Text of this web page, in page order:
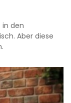
in den
Aber diese